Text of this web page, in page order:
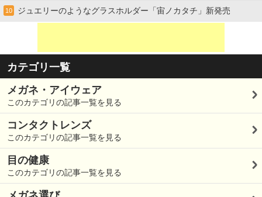
10 ジュエリーのようなグラスホルダー「宙ノカタチ」新発売
カテゴリ一覧
メガネ・アイウェア
このカテゴリの記事一覧を見る
コンタクトレンズ
このカテゴリの記事一覧を見る
目の健康
このカテゴリの記事一覧を見る